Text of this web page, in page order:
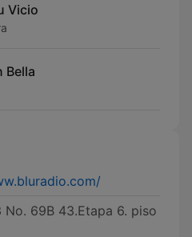
Vicio
Bella
No. 69B 43.Etapa 6. piso